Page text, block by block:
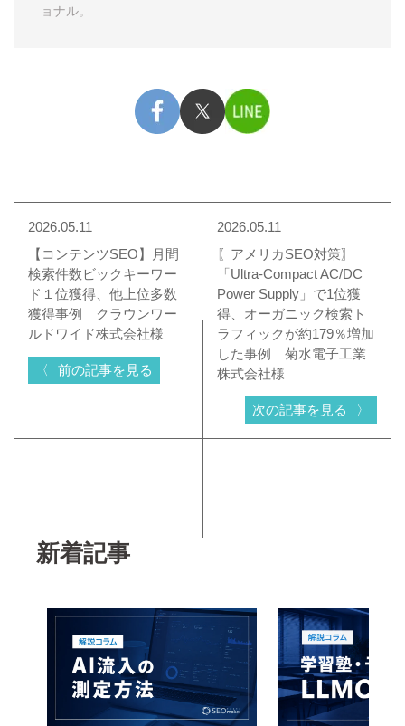
ョナル。
2026.05.11
【コンテンツSEO】月間
検索件数ビックキーワー
ド１位獲得、他上位多数
獲得事例｜クラウンワー
ルドワイド株式会社様
前の記事を見る
2026.05.11
〖アメリカSEO対策〗
「Ultra-Compact AC/DC
Power Supply」で1位獲
得、オーガニック検索ト
ラフィックが約179％増加
した事例｜菊水電子工業
株式会社様
次の記事を見る
新着記事